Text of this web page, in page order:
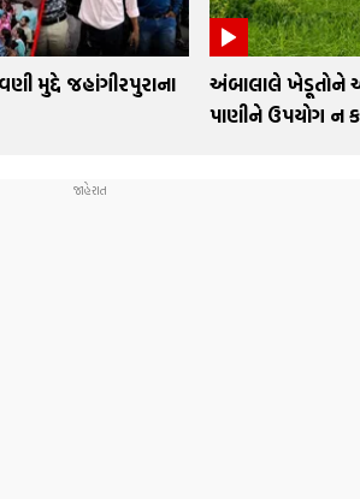
મુદ્દે જહાંગીરપુરાના
અંબાલાલે ખેડૂતોને
પાણીને ઉપયોગ ન